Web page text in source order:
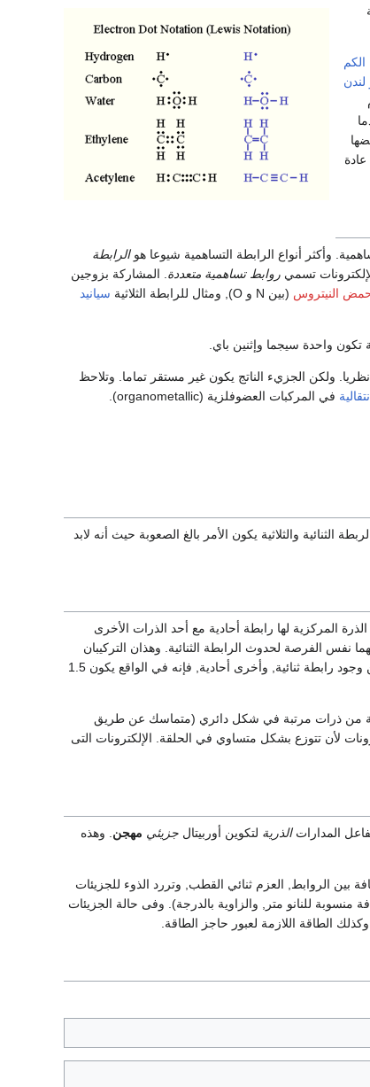
الكم
لندن
وأكثر أنواع الرابطة التساهمية شيوعا هوالرابطة
تسمي روابط تساهمية متعددة . المشاركة بزوجين
النيتروس (بين N و O), ومثال للرابطة الثلاثية
سيانيد
تكون واحدة سيجما وإثنين باي.
ولكن الجزيء الناتج يكون غير مستقر تماما. وتلاحظ
في المركبات العضوفلزية (organometallic).
والثلاثية يكون الأمر بالغ الصعوبة حيث أنه لابد
المركزية لها رابطة أحادية مع أحد الذرات الأخرى
نفس الفرصة لحدوث الرابطة الثنائية. وهذان التركيبان
بين تركيبيه الرنينين. وبدلا من وجود رابطة ثنائية, وأخرى أحادية, فإنه في الواقع يكون 1.5
من ذرات مرتبة في شكل دائري (متماسك عن طريق
لأن تتوزع بشكل متساوي في الحلقة. الإلكترونات التى
المداراتالذرية لتكوين أوربيتال جزيئي مهجن . وهذه
بين الروابط, العزم ثنائي القطب, وتررد الذوء للجزيئات
منسوبة للنانو متر, والزاوية بالدرجة). وفى حالة الجزيئات
الطاقة اللازمة لعبور حاجز الطاقة.